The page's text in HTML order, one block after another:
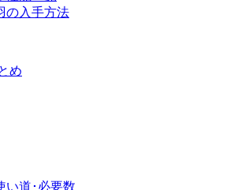
の入手方法
め
い道･必要数